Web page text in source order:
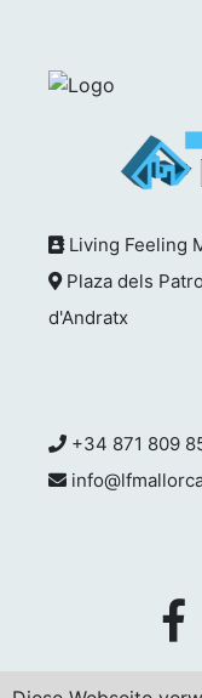
Living Feeling
Plaza dels
d'Andratx
+34 871 809